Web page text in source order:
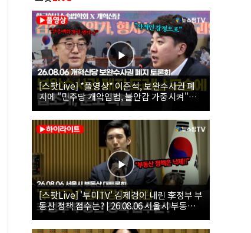
[스팟Live] *풀영상* 이준석, 보완수사권 폐
지에 "민주당 개악입법, 불안감 가중시켜"｜
26.08.06 개혁신당 보완수사권 폐지 토론회
[스팟Live] '투미TV' 김제경이 내린 李정부 부
동산 정책 점수는? | 26.08.06 서울시 부동산
대토론회